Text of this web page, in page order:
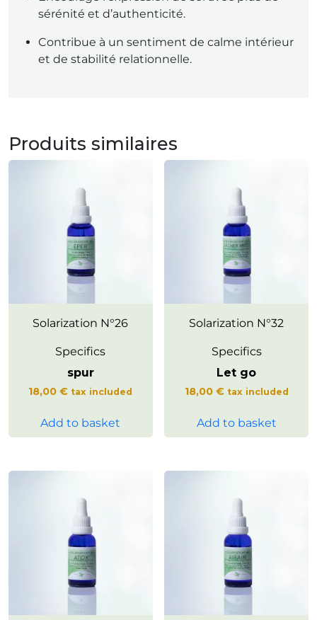
sérénité et d’authenticité.
Contribue à un sentiment de calme intérieur
et de stabilité relationnelle.
Produits similaires
Clarté mentale &
Favorise un esprit clair et
autonome, libre des influences
extérieures.
positive et ouverte sur l’avenir,
encourageant confiance et
Solarization N°26
Specifics
spur
18,00€ tax included
Add to basket
Confiance & Sérénité
souplesse et légèreté, sans
forcer les choses.
Accompagner le
développement d’un
intérieure et d’aisance face à
l’avenir.
Solarization N°32
Specifics
Let go
18,00 € tax included
Add to basket